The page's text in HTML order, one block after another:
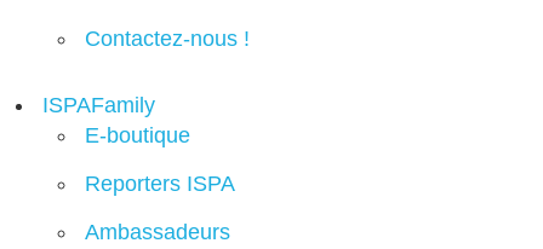
Contactez-nous !
ISPAFamily
E-boutique
Reporters ISPA
Ambassadeurs